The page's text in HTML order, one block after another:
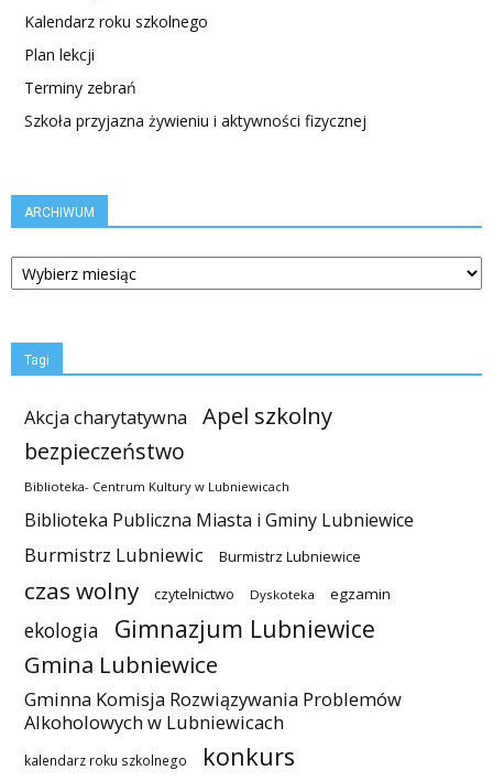
Kalendarz roku szkolnego
Plan lekcji
Terminy zebrań
Szkoła przyjazna żywieniu i aktywności fizycznej
ARCHIWUM
ARCHIWUM
Tagi
Akcja charytatywna Apel szkolny
bezpieczeństwo
Biblioteka- Centrum Kultury w Lubniewicach
Biblioteka Publiczna Miasta i Gminy Lubniewice
Burmistrz Lubniewic Burmistrz Lubniewice
czas wolny czytelnictwo Dyskoteka egzamin
ekologia Gimnazjum Lubniewice
Gmina Lubniewice
Gminna Komisja Rozwiązywania Problemów
Alkoholowych w Lubniewicach
kalendarz roku szkolnego konkurs